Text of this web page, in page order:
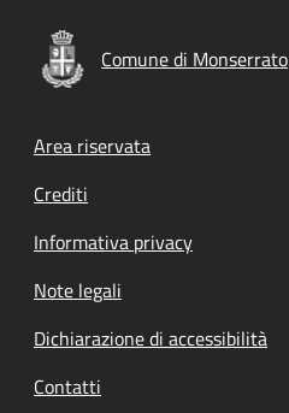
Comune di Monserrato
Footer menu
Area riservata
Crediti
Informativa privacy
Note legali
Dichiarazione di accessibilità
Contatti